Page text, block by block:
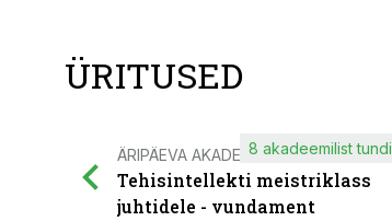
ÜRITUSED
ÄRIPÄEVA AKADEEMIA
Tehisintellekti meistriklass
juhtidele - vundament
8 akadeemilist tundi